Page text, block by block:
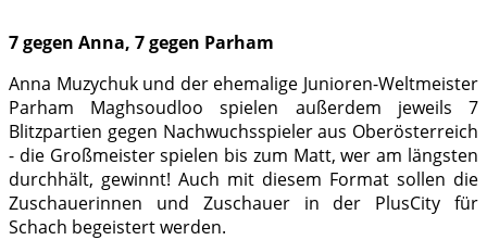
7 gegen Anna, 7 gegen Parham
Anna Muzychuk und der ehemalige Junioren-Weltmeister
Parham Maghsoudloo spielen außerdem jeweils 7
Blitzpartien gegen Nachwuchsspieler aus Oberösterreich
- die Großmeister spielen bis zum Matt, wer am längsten
durchhält, gewinnt! Auch mit diesem Format sollen die
Zuschauerinnen und Zuschauer in der PlusCity für
Schach begeistert werden.